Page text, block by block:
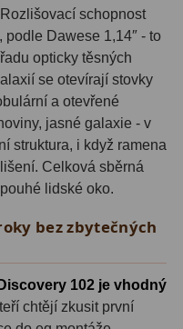
schopnost
Dawese 1,14″ - to
opticky těsných
se otevírají stovky
a otevřené
jasné galaxie - v
struktura, i když ramena
Celková sběrná
lidské oko.
bez zbytečných
102 je vhodný
chtějí zkusit první